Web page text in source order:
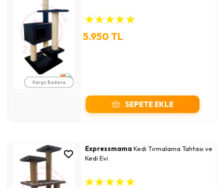
Kargo Bedava
★★★★★
5.950 TL
SEPETE EKLE
Expressmama Kedi Tırmalama Tahtası ve
Kedi Evi
★★★★★